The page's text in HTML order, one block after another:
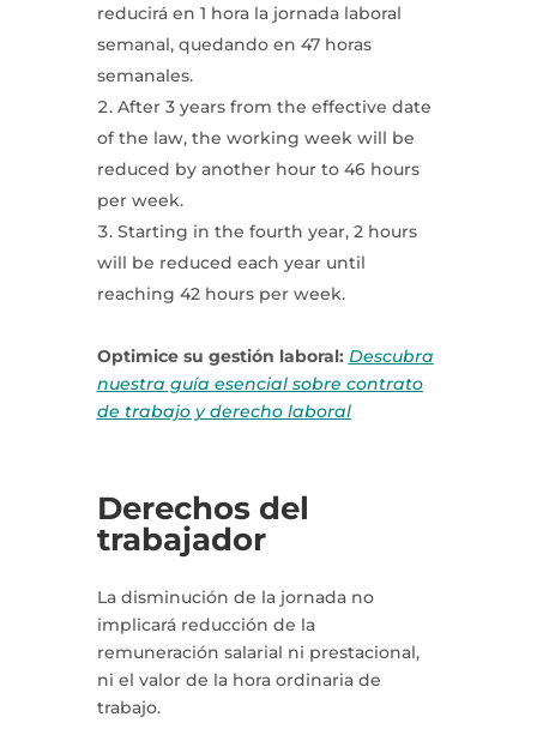
reducirá en 1 hora la jornada laboral
semanal, quedando en 47 horas
semanales.
After 3 years from the effective date
of the law, the working week will be
reduced by another hour to 46 hours
per week.
Starting in the fourth year, 2 hours
will be reduced each year until
reaching 42 hours per week.
Optimice su gestión laboral: Descubra
nuestra guía esencial sobre contrato
de trabajo y derecho laboral
Derechos del
trabajador
La disminución de la jornada no
implicará reducción de la
remuneración salarial ni prestacional,
ni el valor de la hora ordinaria de
trabajo.